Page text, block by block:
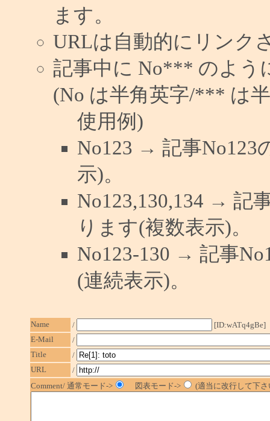
ます。
URLは自動的にリンク
記事中に No*** のよう
(No は半角英字/*** は
使用例)
No123 → 記事No123
示)。
No123,130,134 → 記
ります(複数表示)。
No123-130 → 記事
(連続表示)。
Name /
[ID:wATq4gBe]
E-Mail
/
Title
/
URL
/
Comment/ 通常モード->
図表モード-> (適当に改行して下